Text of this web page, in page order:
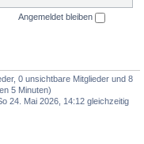
Angemeldet bleiben
0 unsichtbare Mitglieder und 8
5 Minuten)
24. Mai 2026, 14:12 gleichzeitig